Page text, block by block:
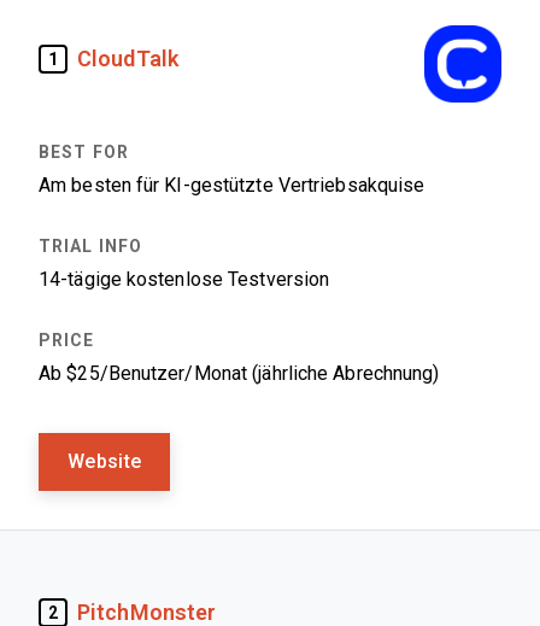
1 CloudTalk
Am besten für KI-gestützte Vertriebsakquise
14-tägige kostenlose Testversion
Ab $25/Benutzer/Monat (jährliche Abrechnung)
Website
2 PitchMonster